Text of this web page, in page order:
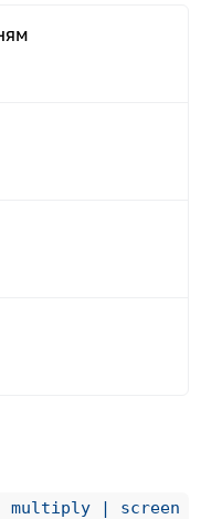
| multiply | screen